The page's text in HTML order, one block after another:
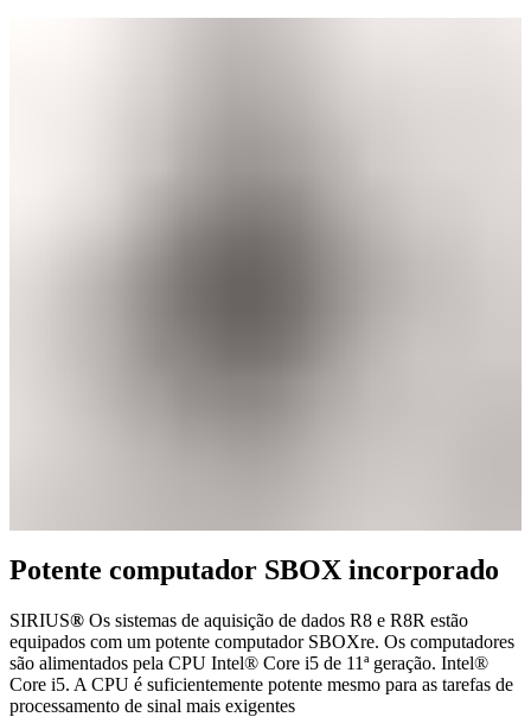
Potente computador SBOX incorporado
SIRIUS® Os sistemas de aquisição de dados R8 e R8R estão
equipados com um potente computador SBOXre. Os computadores
são alimentados pela CPU Intel® Core i5 de 11ª geração. Intel®
Core i5. A CPU é suficientemente potente mesmo para as tarefas de
processamento de sinal mais exigentes